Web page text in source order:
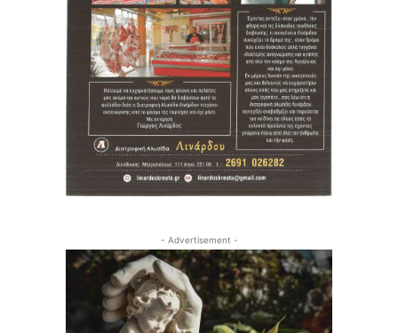
- Advertisement -